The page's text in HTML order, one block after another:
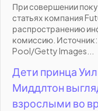
При совершении
статьях компания
распространению
комиссию.
Pool/Getty Images...
Дети принца
Миддлтон
взрослыми во